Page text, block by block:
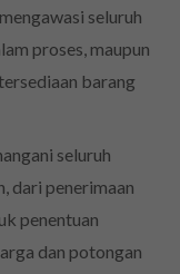
seluruh
proses, maupun
barang
seluruh
dari penerimaan
penentuan
dan potongan